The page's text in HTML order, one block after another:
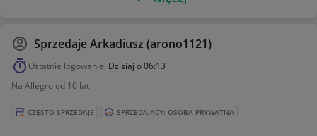
na targu (60345) z mnóstwem inspirujących szczegółów i
Zawartość opakowania — w środku jest wszystko, czego dzieci
potrzebują do zbudowania sklepu z warzywami na kółkach i
grządki warzywnej z inspirującymi do zabawy funkcjami, oraz
City
Ciekawe funkcje — furgonetka ma okienko do podawania
SprzedajeArkadiusz (arono1121)
Ostatnie logowanie: Dzisiaj o 06:13
Na Allegro od 10 lat
CZĘSTO SPRZEDAJE SPRZEDAJĄCY: OSOBA PRYWATNA